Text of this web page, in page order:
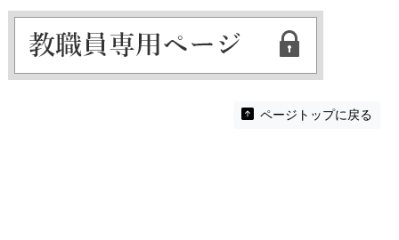
ページトップに戻る